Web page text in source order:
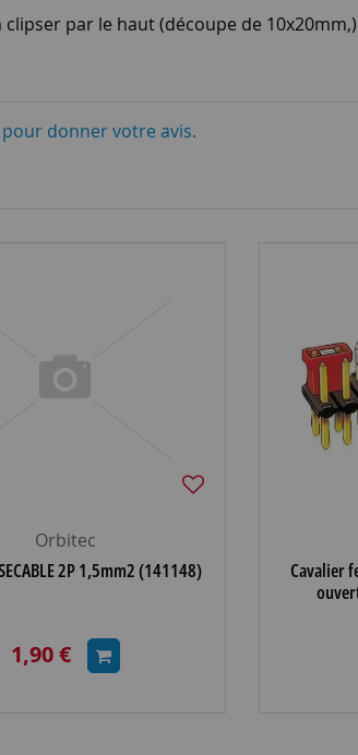
par le haut (découpe de
pour donner votre avis.
Orbitec
2P 1,5mm2 (141148)
1,90 €
Cavalier